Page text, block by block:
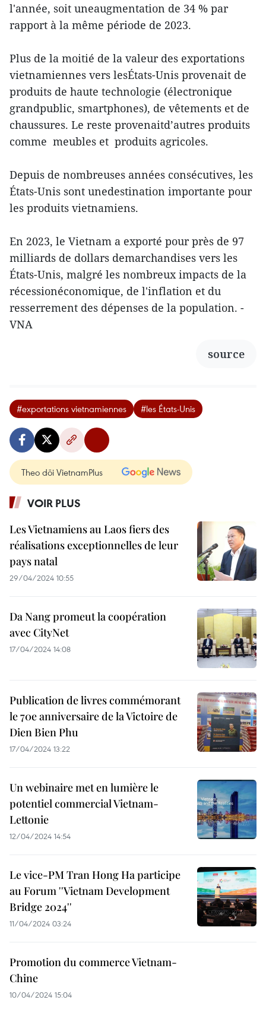
l'année, soit uneaugmentation de 34 % par
rapport à la même période de 2023.
Plus de la moitié de la valeur des exportations
vietnamiennes vers lesÉtats-Unis provenait de
produits de haute technologie (électronique
grandpublic, smartphones), de vêtements et de
chaussures. Le reste provenaitd’autres produits
comme meubles et produits agricoles.
Depuis de nombreuses années consécutives, les
États-Unis sont unedestination importante pour
les produits vietnamiens.
En 2023, le Vietnam a exporté pour près de 97
milliards de dollars demarchandises vers les
États-Unis, malgré les nombreux impacts de la
récessionéconomique, de l'inflation et du
resserrement des dépenses de la population. -
VNA
source
#exportations vietnamiennes #les États-Unis
Theo dõi VietnamPlus
VOIR PLUS
Les Vietnamiens au Laos fiers des
réalisations exceptionnelles de leur
pays natal
29/04/2024 10:55
Da Nang promeut la coopération
avec CityNet
17/04/2024 14:08
Publication de livres commémorant
le 70e anniversaire de la Victoire de
Dien Bien Phu
17/04/2024 13:22
Un webinaire met en lumière le
potentiel commercial Vietnam-
Lettonie
12/04/2024 14:54
Le vice-PM Tran Hong Ha participe
au Forum ''Vietnam Development
Bridge 2024''
11/04/2024 03:24
Promotion du commerce Vietnam-
Chine
10/04/2024 15:04